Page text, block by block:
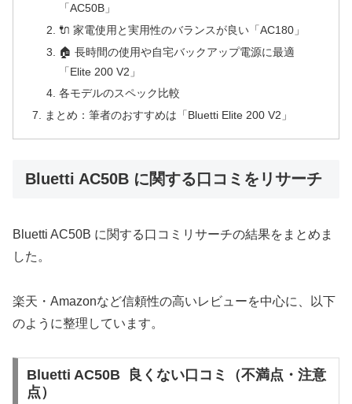
「AC50B」
🔌 家電使用と実用性のバランスが良い「AC180」
🏠 長時間の使用や自宅バックアップ電源に最適
「Elite 200 V2」
各モデルのスペック比較
まとめ：筆者のおすすめは「Bluetti Elite 200 V2」
Bluetti AC50B に関する口コミをリサーチ
Bluetti AC50B に関する口コミリサーチの結果をまとめま
した。
楽天・Amazonなど信頼性の高いレビューを中心に、以下
のように整理しています。
Bluetti AC50B 良くない口コミ（不満点・注意
点）